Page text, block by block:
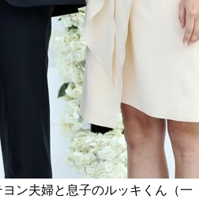
ン夫婦と息子のルッキくん（一